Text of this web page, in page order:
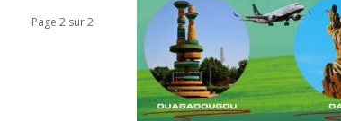
Page 2 sur 2